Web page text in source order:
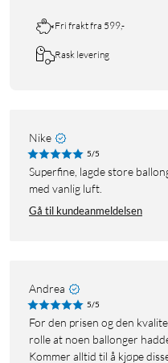
Fri frakt fra 599,-
Rask levering
Nike
5/5
Superfine, lagde store ballonger som varte lenge. Fungerer bra
med vanlig luft.
Gå til kundeanmeldelsen
Andrea
5/5
For den prisen og den kvaliteten på ballongene spiller det ingen
rolle at noen ballonger
Kommer alltid til å kjøpe